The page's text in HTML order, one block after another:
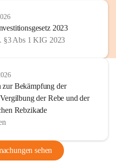
2023
§3 Abs 1 KIG 2023
zur Bekämpfung der
der Rebe und der
Rebzikade
sehen